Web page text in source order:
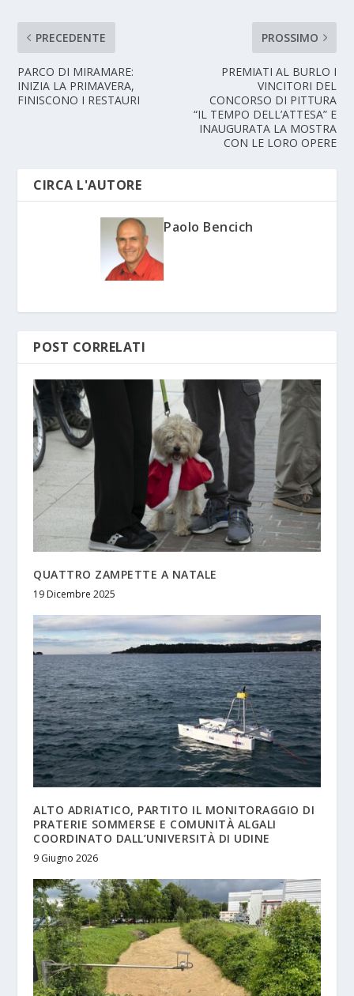
PRECEDENTE
PARCO DI MIRAMARE:
INIZIA LA PRIMAVERA,
FINISCONO I RESTAURI
PROSSIMO
PREMIATI AL BURLO I
VINCITORI DEL
CONCORSO DI PITTURA
“IL TEMPO DELL’ATTESA” E
INAUGURATA LA MOSTRA
CON LE LORO OPERE
CIRCA L'AUTORE
Paolo Bencich
POST CORRELATI
QUATTRO ZAMPETTE A NATALE
19 Dicembre 2025
ALTO ADRIATICO, PARTITO IL MONITORAGGIO DI
PRATERIE SOMMERSE E COMUNITÀ ALGALI
COORDINATO DALL’UNIVERSITÀ DI UDINE
9 Giugno 2026